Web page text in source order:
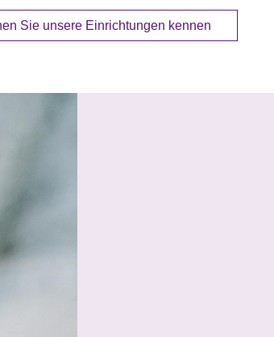
Sie unsere Einrichtungen kennen